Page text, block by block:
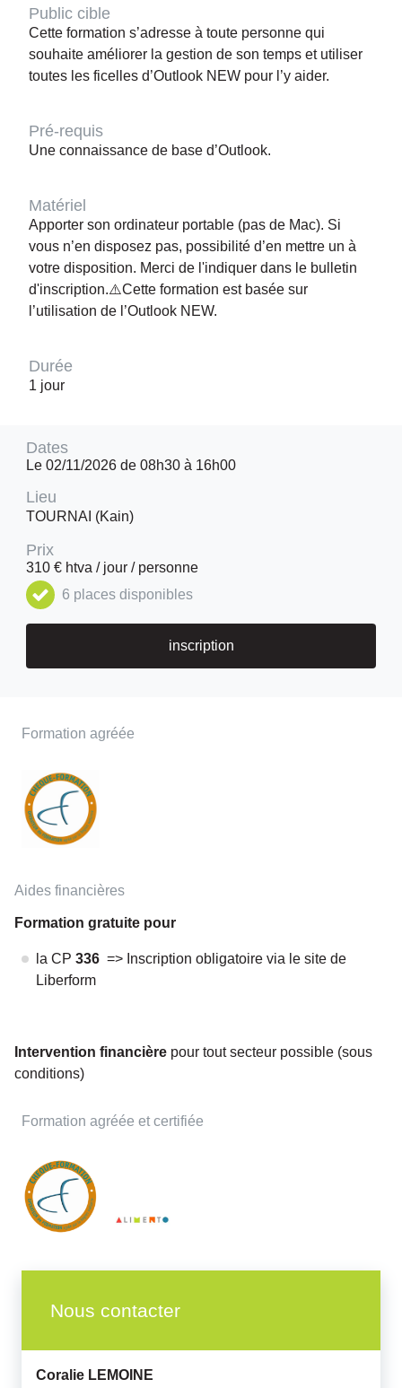
Public cible
Cette formation s’adresse à toute personne qui
souhaite améliorer la gestion de son temps et utiliser
toutes les ficelles d’Outlook NEW pour l’y aider.
Pré-requis
Une connaissance de base d’Outlook.
Matériel
Apporter son ordinateur portable (pas de Mac). Si
vous n’en disposez pas, possibilité d’en mettre un à
votre disposition. Merci de l'indiquer dans le bulletin
d'inscription.⚠️Cette formation est basée sur
l’utilisation de l’Outlook NEW.
Durée
1 jour
Dates
Le 02/11/2026 de 08h30 à 16h00
Lieu
TOURNAI (Kain)
Prix
310 € htva / jour / personne
6 places disponibles
inscription
Formation agréée
Aides financières
Formation gratuite pour
la CP 336 => Inscription obligatoire via le site de
Liberform
Intervention financière pour tout secteur possible (sous
conditions)
Formation agréée et certifiée
Nous contacter
Coralie LEMOINE